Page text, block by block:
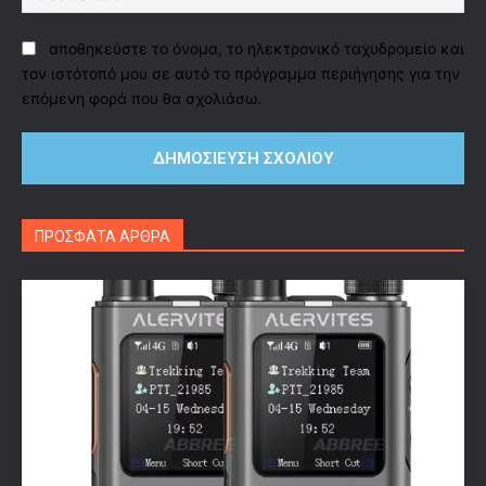
αποθηκεύστε το όνομα, το ηλεκτρονικό ταχυδρομείο και
τον ιστότοπό μου σε αυτό το πρόγραμμα περιήγησης για την
επόμενη φορά που θα σχολιάσω.
ΠΡΟΣΦΑΤΑ ΑΡΘΡΑ